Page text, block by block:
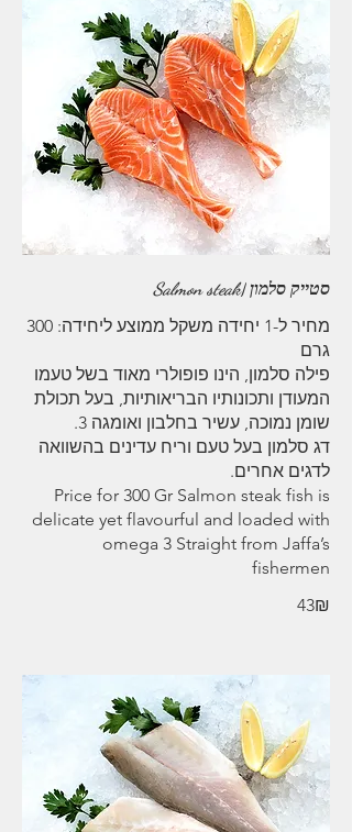
סטייק סלמון |Salmon steak
מחיר ל-1 יחידה משקל ממוצע ליחידה: 300
פילה סלמון, הינו פופולרי מאוד בשל טעמו
המעודן ותכונותיו הבריאותיות, בעל תכולת
דג סלמון בעל טעם וריח עדינים בהשוואה
Price for 300 Gr Salmon steak fish is
delicate yet flavourful and loaded with
omega 3 Straight from Jaffa’s
fishermen
‏43 ‏₪